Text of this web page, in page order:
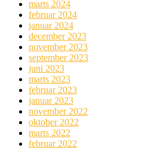
marts 2024
februar 2024
januar 2024
december 2023
november 2023
september 2023
juni 2023
marts 2023
februar 2023
januar 2023
november 2022
oktober 2022
marts 2022
februar 2022